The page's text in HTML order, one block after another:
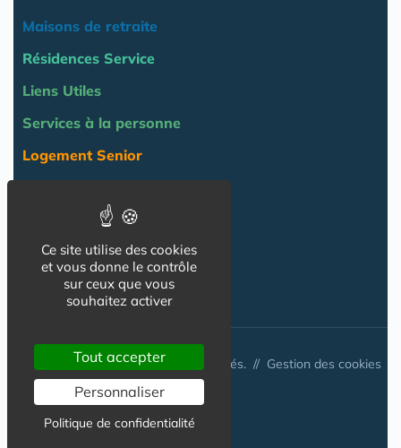
Maisons de retraite
Résidences Service
Liens Utiles
Services à la personne
Logement Senior
Emploi & formation
Professionnels
NOS AUTRES SITES :
© Australis 2026 - Tous droits réservés. // Gestion des cookies
Ce site utilise des cookies
et vous donne le contrôle
sur ceux que vous
souhaitez activer
Tout accepter
Personnaliser
Politique de confidentialité